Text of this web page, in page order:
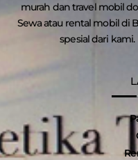
murah dan travel mobil
Sewa atau rental mobil di
spesial dari kami.